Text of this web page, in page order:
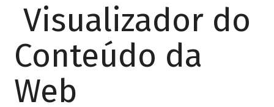
Visualizador do
Conteúdo da
Web